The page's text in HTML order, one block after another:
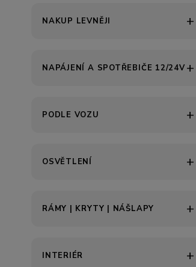
NAKUP LEVNĚJI
NAPÁJENÍ A SPOTŘEBIČE 12/24V
PODLE VOZU
OSVĚTLENÍ
RÁMY | KRYTY | NÁŠLAPY
INTERIÉR